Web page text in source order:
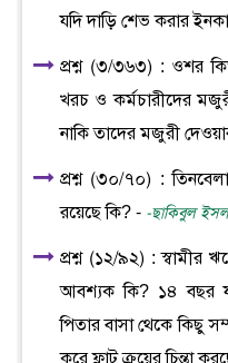
যদি দাড়ি শেভ করার
প্রশ্ন (৩/৩৬৩) : ওশর
খরচ ও কর্মচারীদের
নাকি তাদের মজুরী
প্রশ্ন (৩০/৭০) :
রয়েছে কি? - -ছাকিবুল
প্রশ্ন (১২/৯২) : স্বামীর
আবশ্যক কি? ১৪ বছর
পিতার বাসা থেকে কিছু
করে ফ্লাট ক্রয়ের চিন্তা